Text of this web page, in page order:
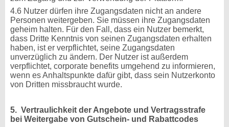
4.6 Nutzer dürfen ihre Zugangsdaten nicht an andere
Personen weitergeben. Sie müssen ihre Zugangsdaten
geheim halten. Für den Fall, dass ein Nutzer bemerkt,
dass Dritte Kenntnis von seinen Zugangsdaten erhalten
haben, ist er verpflichtet, seine Zugangsdaten
unverzüglich zu ändern. Der Nutzer ist außerdem
verpflichtet, corporate benefits umgehend zu informieren,
wenn es Anhaltspunkte dafür gibt, dass sein Nutzerkonto
von Dritten missbraucht wurde.
5. Vertraulichkeit der Angebote und Vertragsstrafe
bei Weitergabe von Gutschein- und Rabattcodes